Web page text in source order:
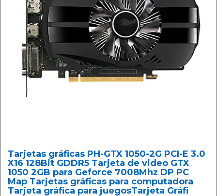
Tarjetas gráficas PH-GTX 1050-2G PCI-E 3.0
X16 128Bit GDDR5 Tarjeta de video GTX
1050 2GB para Geforce 7008Mhz DP PC
Map Tarjetas gráficas para computadora
Tarjeta gráfica para juegosTarjeta Gráfi